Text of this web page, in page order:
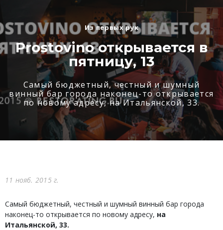
Из первых рук
Prostovino открывается в
пятницу, 13
Самый бюджетный, честный и шумный
винный бар города наконец-то открывается
по новому адресу, на Итальянской, 33.
11 нояб. 2015 г.
Самый бюджетный, честный и шумный винный бар города
наконец-то открывается по новому адресу, на
Итальянской, 33.